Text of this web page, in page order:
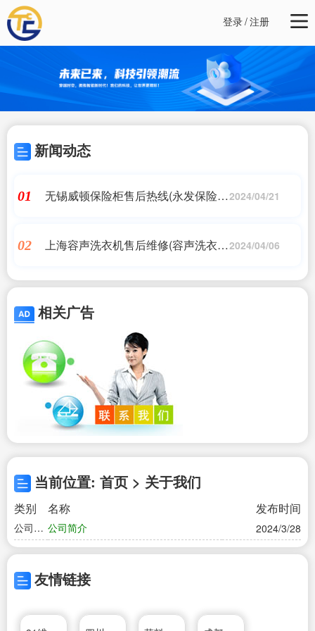
登录/注册
新闻动态
01
无锡威顿保险柜售后热线(永发保险柜2024/04/21
02
上海容声洗衣机售后维修(容声洗衣机2024/04/06
相关广告
当前位置: 首页 > 关于我们
类别 名称 发布时间
公司简
介
公司简介 2024/3/28
友情链接